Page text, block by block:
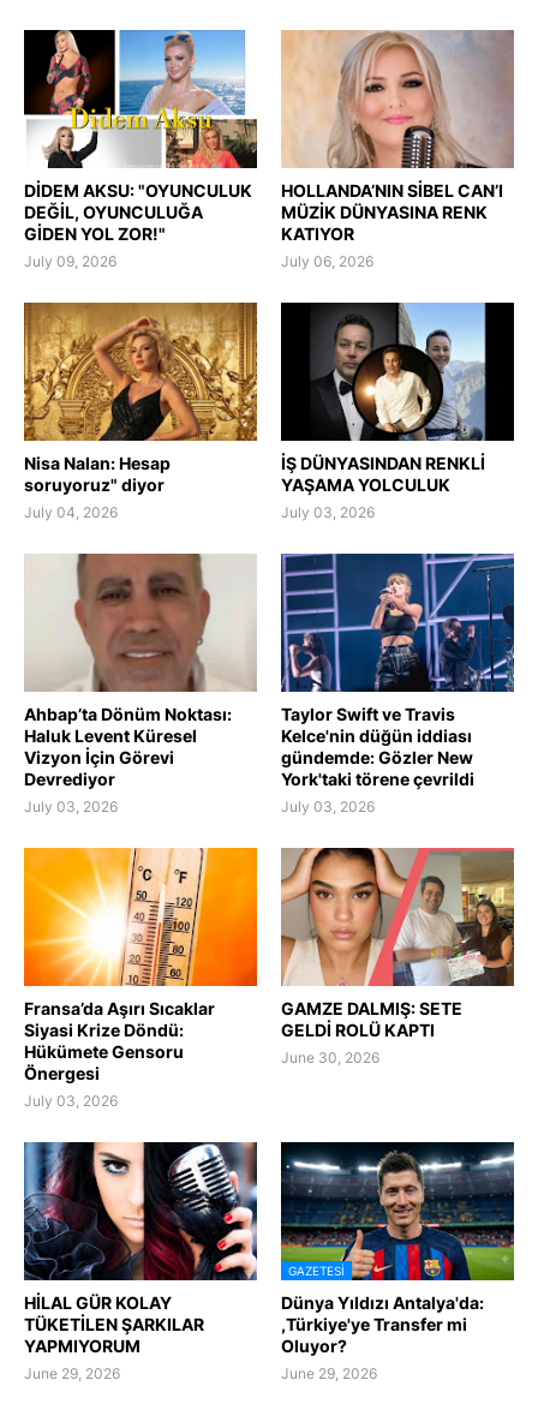
DİDEM AKSU: "OYUNCULUK
DEĞİL, OYUNCULUĞA
GİDEN YOL ZOR!"
July 09, 2026
HOLLANDA’NIN SİBEL CAN’I
MÜZİK DÜNYASINA RENK
KATIYOR
July 06, 2026
Nisa Nalan: Hesap
soruyoruz" diyor
July 04, 2026
İŞ DÜNYASINDAN RENKLİ
YAŞAMA YOLCULUK
July 03, 2026
Ahbap’ta Dönüm Noktası:
Haluk Levent Küresel
Vizyon İçin Görevi
Devrediyor
July 03, 2026
Taylor Swift ve Travis
Kelce'nin düğün iddiası
gündemde: Gözler New
York'taki törene çevrildi
July 03, 2026
Fransa’da Aşırı Sıcaklar
Siyasi Krize Döndü:
Hükümete Gensoru
Önergesi
July 03, 2026
GAMZE DALMIŞ: SETE
GELDİ ROLÜ KAPTI
June 30, 2026
HİLAL GÜR KOLAY
TÜKETİLEN ŞARKILAR
YAPMIYORUM
June 29, 2026
GAZETESI
Dünya Yıldızı Antalya'da:
,Türkiye'ye Transfer mi
Oluyor?
June 29, 2026